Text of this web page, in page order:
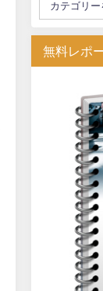
無料レポ